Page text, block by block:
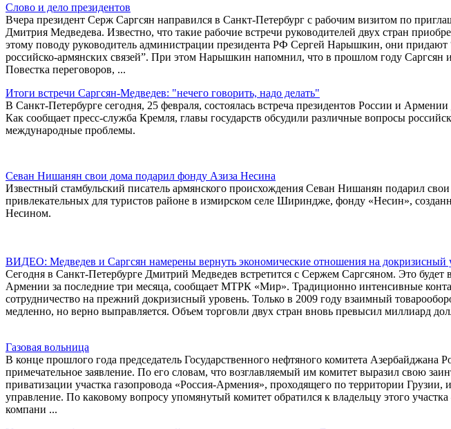
Слово и дело президентов
Вчера президент Серж Саргсян направился в Санкт-Петербург с рабочим визитом по
Дмитрия Медведева. Известно, что такие рабочие встречи руководителей двух стран
этому поводу руководитель администрации президента РФ Сергей Нарышкин, они
российско-армянских связей”. При этом Нарышкин напомнил, что в прошлом году Саргсян и
Повестка переговоров, ...
Итоги встречи Саргсян-Медведев: "нечего говорить, надо делать"
В Санкт-Петербурге сегодня, 25 февраля, состоялась встреча президентов России и
Как сообщает пресс-служба Кремля, главы государств обсудили различные вопросы
международные проблемы.
Севан Нишанян свои дома подарил фонду Азиза Несина
Известный стамбульский писатель армянского происхождения Севан Нишанян подарил
привлекательных для туристов районе в измирском селе Шириндже, фонду «Несин»,
Несином.
ВИДЕО: Медведев и Саргсян намерены вернуть экономические отношения на докризисный
Сегодня в Санкт-Петербурге Дмитрий Медведев встретится с Сержем Саргсяном. Это будет
Армении за последние три месяца, сообщает МТРК «Мир». Традиционно интенсивные
сотрудничество на прежний докризисный уровень. Только в 2009 году взаимный
медленно, но верно выправляется. Объем торговли двух стран вновь превысил миллиард
Газовая вольница
В конце прошлого года председатель Государственного нефтяного комитета Азербайджана
примечательное заявление. По его словам, что возглавляемый им комитет выразил свою
приватизации участка газопровода «Россия-Армения», проходящего по территории Грузии,
управление. По каковому вопросу упомянутый комитет обратился к владельцу этого участка
компани ...